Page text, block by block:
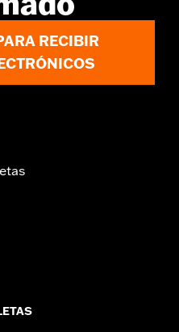
RECIBIR